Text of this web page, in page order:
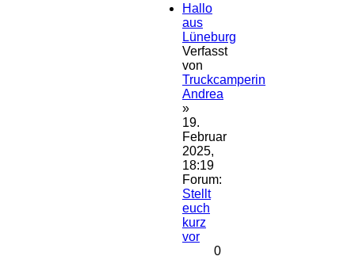
Hallo
aus
Lüneburg
Verfasst
von
Truckcamperin
Andrea
»
19.
Februar
2025,
18:19
Forum:
Stellt
euch
kurz
vor
0